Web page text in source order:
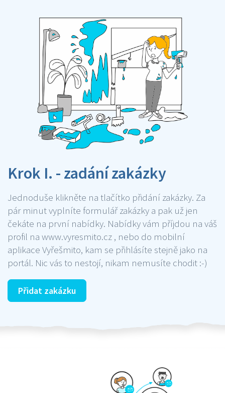
Krok I. - zadání zakázky
Jednoduše klikněte na tlačítko přidání zakázky. Za
pár minut vyplníte formulář zakázky a pak už jen
čekáte na první nabídky. Nabídky vám příjdou na váš
profil na www.vyresmito.cz , nebo do mobilní
aplikace Vyřešmito, kam se přihlásíte stejně jako na
portál. Nic vás to nestojí, nikam nemusíte chodit :-)
Přidat zakázku